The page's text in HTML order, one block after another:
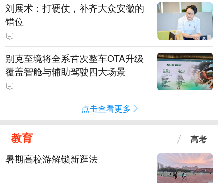
刘展术：打硬仗，补齐大众安徽的
错位
别克至境将全系首次整车OTA升级
覆盖智舱与辅助驾驶四大场景
点击查看更多
教育 高考
暑期高校游解锁新逛法